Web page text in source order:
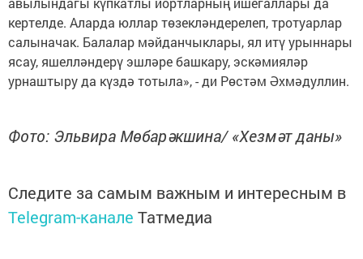
кертелде. Аларда юллар төзекләндерелеп, тротуарлар
салыначак. Балалар мәйданчыклары, ял итү урыннары
ясау, яшелләндерү эшләре башкару, эскәмияләр
урнаштыру да күздә тотыла», - ди Рөстәм Әхмәдуллин.
Фото: Эльвира Мөбарәкшина/ «Хезмәт даны»
Следите за самым важным и интересным в
Telegram-канале Татмедиа